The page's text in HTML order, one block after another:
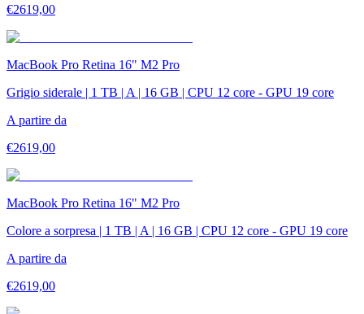
€2619,00
MacBook Pro Retina 16" M2 Pro
Grigio siderale | 1 TB | A | 16 GB | CPU 12 core - GPU 19 core
A partire da
€2619,00
MacBook Pro Retina 16" M2 Pro
Colore a sorpresa | 1 TB | A | 16 GB | CPU 12 core - GPU 19 core
A partire da
€2619,00